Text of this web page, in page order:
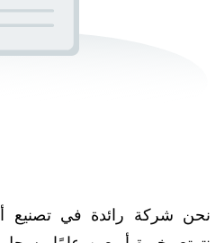
نحن شركة رائدة في تصنيع